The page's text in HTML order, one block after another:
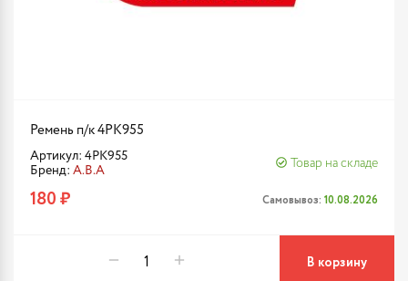
Ремень п/к 4PK955
Артикул: 4PK955
Бренд: A.B.A
Товар на складе
180 ₽ Самовывоз: 10.08.2026
В корзину